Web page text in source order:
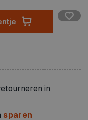
in
sparen